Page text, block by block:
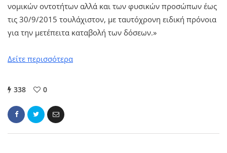
νομικών οντοτήτων αλλά και των φυσικών προσώπων έως
τις 30/9/2015 τουλάχιστον, με ταυτόχρονη ειδική πρόνοια
για την μετέπειτα καταβολή των δόσεων.»
Δείτε περισσότερα
338 0